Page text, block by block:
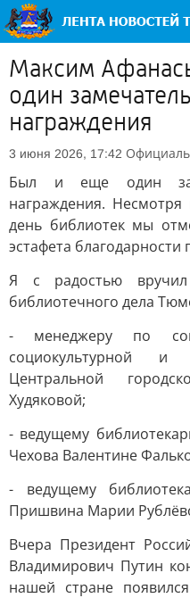
Максим
один
награждения
3 июня 2026, 17:42
Был и еще один
награждения.
день библиотек мы
эстафета
Я с радостью вручил
библиотечного дела
- менеджеру по
социокультурной и
Центральной
Худяковой;
- ведущему
Чехова Валентине
- ведущему
Пришвина Марии
Вчера Президент
Владимирович Путин
нашей стране появился